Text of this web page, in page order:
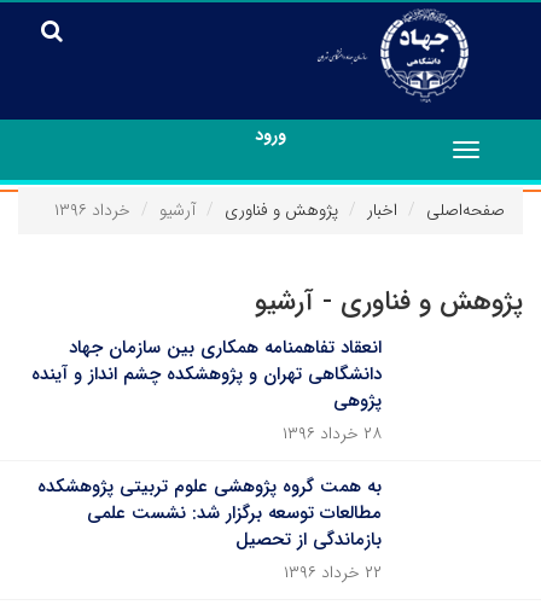
ورود
Toggle
navigation
صفحه‌اصلی
اخبار پژوهش و فناوری آرشیو خرداد ۱۳۹۶
پژوهش و فناوری - آرشیو
انعقاد تفاهمنامه همکاری بین سازمان جهاد
دانشگاهی تهران و پژوهشکده چشم انداز و آینده
پژوهی
۲۸ خرداد ۱۳۹۶
به همت گروه پژوهشی علوم تربیتی پژوهشکده
مطالعات توسعه برگزار شد: نشست علمی
بازماندگی از تحصیل
۲۲ خرداد ۱۳۹۶